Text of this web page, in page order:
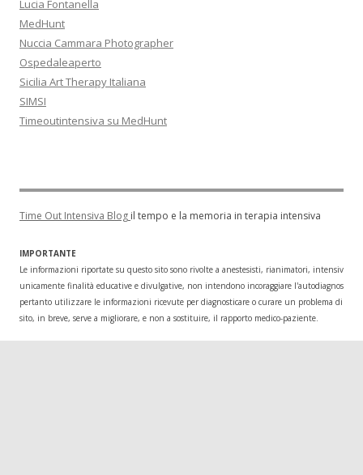
Lucia Fontanella
MedHunt
Nuccia Cammara Photographer
Ospedaleaperto
Sicilia Art Therapy Italiana
SIMSI
Timeoutintensiva su MedHunt
Time Out Intensiva Blog il tempo e la memoria in terapia intensiva
IMPORTANTE
Le informazioni riportate su questo sito sono rivolte a anestesisti, rianimatori,
unicamente finalità educative e divulgative, non intendono incoraggiare l'autodiagnosi o
pertanto utilizzare le informazioni ricevute per diagnosticare o curare un problema di
sito, in breve, serve a migliorare, e non a sostituire, il rapporto medico-paziente.